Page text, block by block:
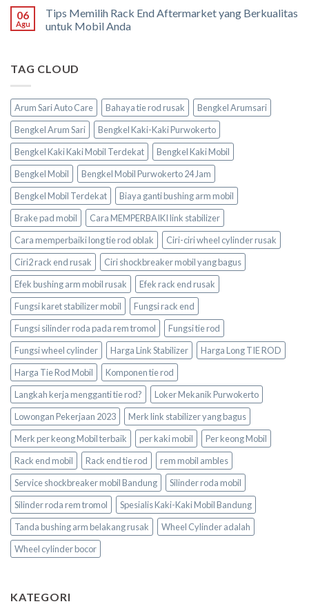
06
Agu
Tips Memilih Rack End Aftermarket yang Berkualitas
untuk Mobil Anda
TAG CLOUD
Arum Sari Auto Care Bahaya tie rod rusak
Bengkel Arumsari
Bengkel Arum Sari
Bengkel Kaki-Kaki Purwokerto
Bengkel Kaki Kaki Mobil Terdekat
Bengkel Kaki Mobil
Bengkel Mobil
Bengkel Mobil Purwokerto 24 Jam
Bengkel Mobil Terdekat
Biaya ganti bushing arm mobil
Brake pad mobil
Cara MEMPERBAIKI link stabilizer
Cara memperbaiki long tie rod oblak
Ciri-ciri wheel cylinder rusak
Ciri2 rack end rusak
Ciri shockbreaker mobil yang bagus
Efek bushing arm mobil rusak
Efek rack end rusak
Fungsi karet stabilizer mobil
Fungsi rack end
Fungsi silinder roda pada rem tromol
Fungsi tie rod
Fungsi wheel cylinder
Harga Link Stabilizer
Harga Long TIE ROD
Harga Tie Rod Mobil
Komponen tie rod
Langkah kerja mengganti tie rod?
Loker Mekanik Purwokerto
Lowongan Pekerjaan 2023
Merk link stabilizer yang bagus
Merk per keong Mobil terbaik
per kaki mobil
Per keong Mobil
Rack end mobil
Rack end tie rod
rem mobil ambles
Service shockbreaker mobil Bandung
Silinder roda mobil
Silinder roda rem tromol
Spesialis Kaki-Kaki Mobil Bandung
Tanda bushing arm belakang rusak
Wheel Cylinder adalah
Wheel cylinder bocor
KATEGORI